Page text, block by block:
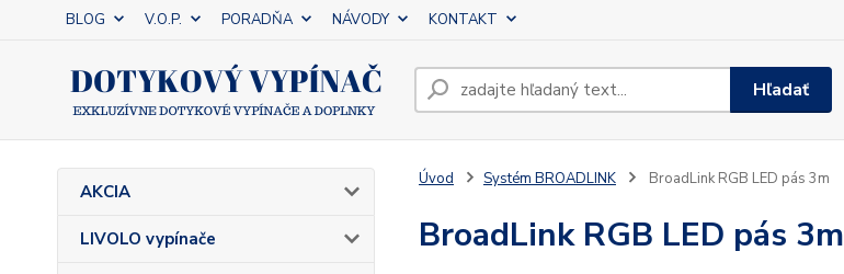
BLOG V.O.P. PORADŇA NÁVODY KONTAKT
Hľadať
AKCIA
LIVOLO vypínače
Úvod Systém BROADLINK BroadLink RGB LED pás 3m
BroadLink RGB LED pás 3m